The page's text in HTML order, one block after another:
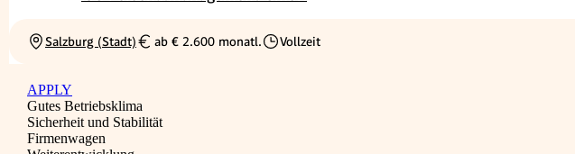
Ortschaft
Salzburg (Stadt)
Gehalt
ab € 2.600 monatl.
Beschäftigungsart
Vollzeit
APPLY
Gutes Betriebsklima
Sicherheit und Stabilität
Firmenwagen